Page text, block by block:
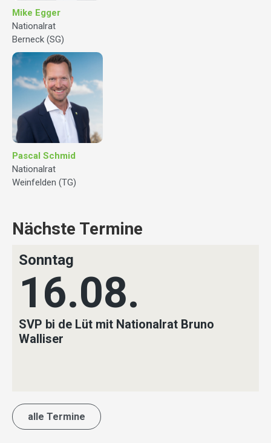
Mike Egger
Nationalrat
Berneck (SG)
Pascal Schmid
Nationalrat
Weinfelden (TG)
Nächste Termine
Sonntag
16.08.
SVP bi de Lüt mit Nationalrat Bruno
Walliser
alle Termine